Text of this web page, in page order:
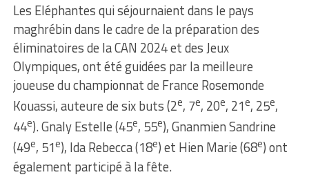
Les Eléphantes qui séjournaient dans le pays
maghrébin dans le cadre de la préparation des
éliminatoires de la CAN 2024 et des Jeux
Olympiques, ont été guidées par la meilleure
joueuse du championnat de France Rosemonde
Kouassi, auteure de six buts (2e, 7e, 20e, 21e, 25e,
44e). Gnaly Estelle (45e, 55e), Gnanmien Sandrine
(49e, 51e), Ida Rebecca (18e) et Hien Marie (68e) ont
également participé à la fête.